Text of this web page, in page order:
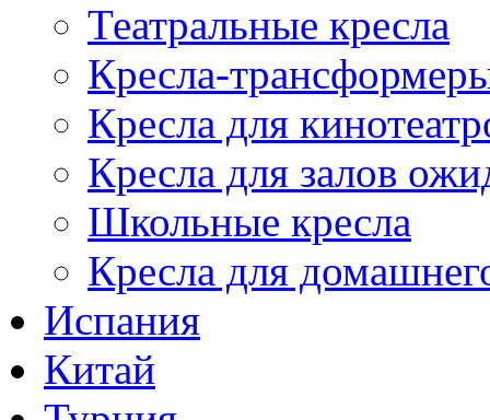
Театральные кресла
Кресла-
Кресла для
Кресла для залов
Школьные кресла
Кресла для
Испания
Китай